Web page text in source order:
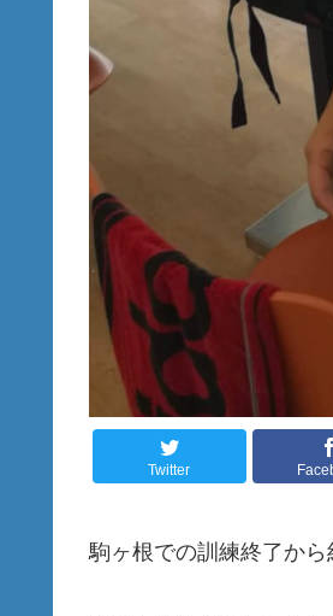
Twitter
駒ヶ根での訓練終了から